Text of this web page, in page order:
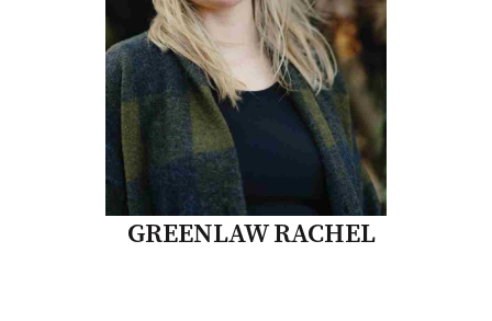
GREENLAW RACHEL